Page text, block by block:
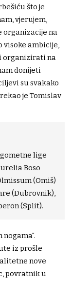
što je
vjerujem,
organizacije na
visoke ambicije,
organizirati na
donijeti
su svakako
je Tomislav
lige
Boso
(Omiš)
(Dubrovnik),
(Split).
iz prošle
nove
povratnik u